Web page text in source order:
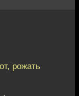
рожать